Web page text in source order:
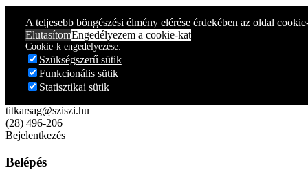
A teljesebb böngészési élmény elérése érdekében az oldal
ElutasítomEngedélyezem a cookie-kat
Cookie-k engedélyezése:
Szükségszerű sütik
Funkcionális sütik
Statisztikai sütik
titkarsag@sziszi.hu
(28) 496-206
Bejelentkezés
Belépés